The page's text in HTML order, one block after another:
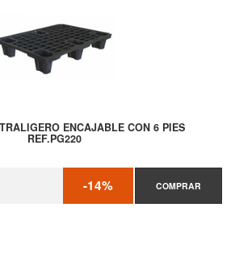
ENCAJABLE CON 6 PIES
REF.PG220
-14% COMPRAR